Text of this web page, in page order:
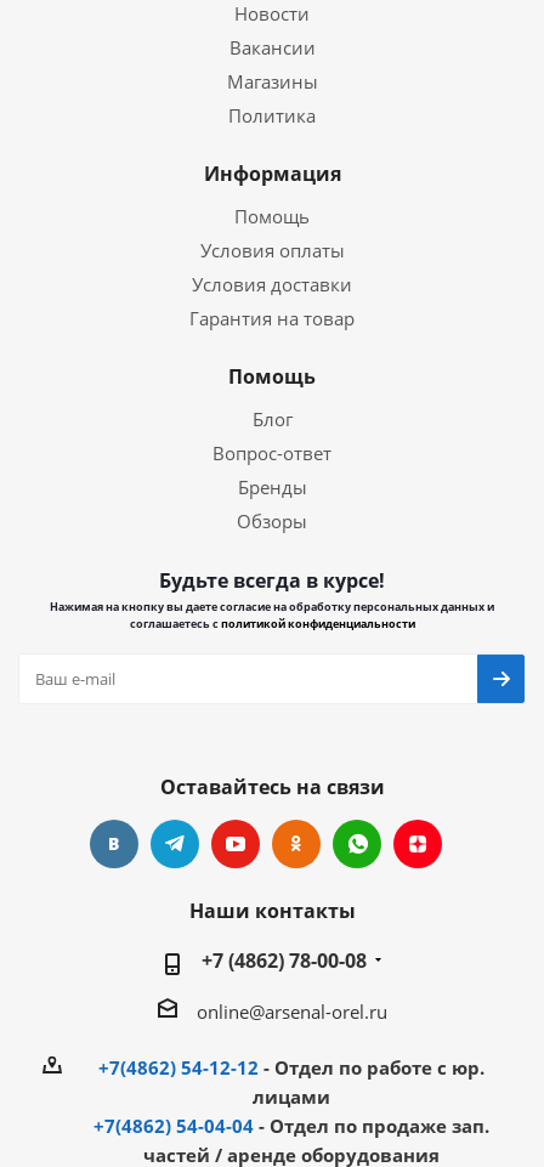
Новости
Вакансии
Магазины
Политика
Информация
Помощь
Условия оплаты
Условия доставки
Гарантия на товар
Помощь
Блог
Вопрос-ответ
Бренды
Обзоры
Будьте всегда в курсе!
Нажимая на кнопку вы даете согласие на обработку персональных данных и
соглашаетесь сполитикой конфиденциальности
Оставайтесь на связи
Наши контакты
+7 (4862) 78-00-08
online@arsenal-orel.ru
+7(4862) 54-12-12 - Отдел по работе с юр.
лицами
+7(4862) 54-04-04 - Отдел по продаже зап.
частей / аренде оборудования